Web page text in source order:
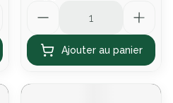
Ajouter au panier